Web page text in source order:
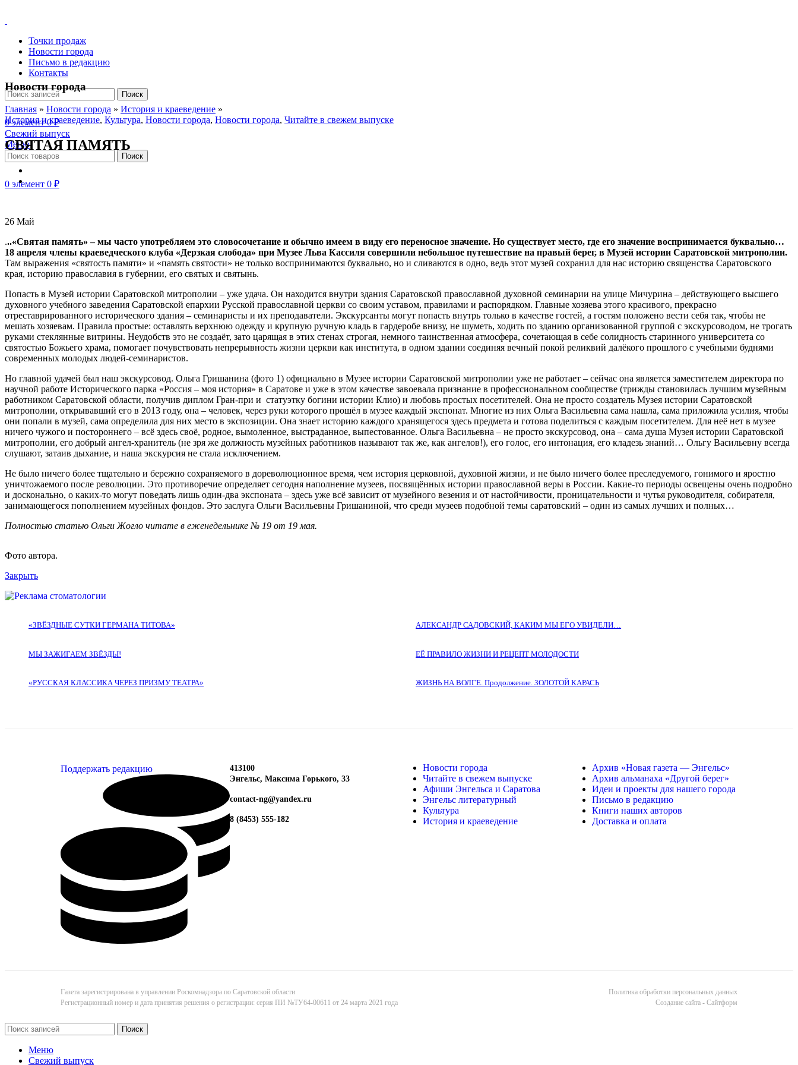
Точки продаж
Новости города
Письмо в редакцию
Контакты
Поиск
0элемент 0₽
Свежий выпуск
Меню
Поиск
0 элемент 0 ₽
Новости города
Главная » Новости города » История и краеведение »
История и краеведение, Культура, Новости города, Новости города, Читайте в свежем выпуске
СВЯТАЯ ПАМЯТЬ
26 Май
...«Святая память» – мы часто употребляем это словосочетание и обычно имеем в виду его переносное значение. Но существует место, где его значение воспринимается буквально…
18 апреля члены краеведческого клуба «Дерзкая слобода» при Музее Льва Кассиля совершили небольшое путешествие на правый берег, в Музей истории Саратовской митрополии.
Там выражения «святость памяти» и «память святости» не только воспринимаются буквально, но и сливаются в одно, ведь этот музей сохранил для нас историю священства Саратовского
края, историю православия в губернии, его святых и святынь.
Попасть в Музей истории Саратовской митрополии – уже удача. Он находится внутри здания Саратовской православной духовной семинарии на улице Мичурина – действующего высшего
духовного учебного заведения Саратовской епархии Русской православной церкви со своим уставом, правилами и распорядком. Главные хозяева этого красивого, прекрасно
отреставрированного исторического здания – семинаристы и их преподаватели. Экскурсанты могут попасть внутрь только в качестве гостей, а гостям положено вести себя так, чтобы не
мешать хозяевам. Правила простые: оставлять верхнюю одежду и крупную ручную кладь в гардеробе внизу, не шуметь, ходить по зданию организованной группой с экскурсоводом, не трогать
руками стеклянные витрины. Неудобств это не создаёт, зато царящая в этих стенах строгая, немного таинственная атмосфера, сочетающая в себе солидность старинного университета со
святостью Божьего храма, помогает почувствовать непрерывность жизни церкви как института, в одном здании соединяя вечный покой реликвий далёкого прошлого с учебными буднями
современных молодых людей-семинаристов.
Но главной удачей был наш экскурсовод. Ольга Гришанина (фото 1) официально в Музее истории Саратовской митрополии уже не работает – сейчас она является заместителем директора по
научной работе Исторического парка «Россия – моя история» в Саратове и уже в этом качестве завоевала признание в профессиональном сообществе (трижды становилась лучшим музейным
работником Саратовской области, получив диплом Гран-при и статуэтку богини истории Клио) и любовь простых посетителей. Она не просто создатель Музея истории Саратовской
митрополии, открывавший его в 2013 году, она – человек, через руки которого прошёл в музее каждый экспонат. Многие из них Ольга Васильевна сама нашла, сама приложила усилия, чтобы
они попали в музей, сама определила для них место в экспозиции. Она знает историю каждого хранящегося здесь предмета и готова поделиться с каждым посетителем. Для неё нет в музее
ничего чужого и постороннего – всё здесь своё, родное, вымоленное, выстраданное, выпестованное. Ольга Васильевна – не просто экскурсовод, она – сама душа Музея истории Саратовской
митрополии, его добрый ангел-хранитель (не зря же должность музейных работников называют так же, как ангелов!), его голос, его интонация, его кладезь знаний… Ольгу Васильевну всегда
слушают, затаив дыхание, и наша экскурсия не стала исключением.
Не было ничего более тщательно и бережно сохраняемого в дореволюционное время, чем история церковной, духовной жизни, и не было ничего более преследуемого, гонимого и яростно
уничтожаемого после революции. Это противоречие определяет сегодня наполнение музеев, посвящённых истории православной веры в России. Какие-то периоды освещены очень подробно
и досконально, о каких-то могут поведать лишь один-два экспоната – здесь уже всё зависит от музейного везения и от настойчивости, проницательности и чутья руководителя, собирателя,
занимающегося пополнением музейных фондов. Это заслуга Ольги Васильевны Гришаниной, что среди музеев подобной темы саратовский – один из самых лучших и полных…
Полностью статью Ольги Жогло читате в еженедельнике № 19 от 19 мая.
Фото автора.
Закрыть
«ЗВЁЗДНЫЕ СУТКИ ГЕРМАНА ТИТОВА» АЛЕКСАНДР САДОВСКИЙ, КАКИМ МЫ ЕГО УВИДЕЛИ…
МЫ ЗАЖИГАЕМ ЗВЁЗДЫ! ЕЁ ПРАВИЛО ЖИЗНИ И РЕЦЕПТ МОЛОДОСТИ
«РУССКАЯ КЛАССИКА ЧЕРЕЗ ПРИЗМУ ТЕАТРА» ЖИЗНЬ НА ВОЛГЕ. Продолжение. ЗОЛОТОЙ КАРАСЬ
Поддержать редакцию
413100
Энгельс, Максима Горького, 33
contact-ng@yandex.ru
8 (8453) 555-182
Новости города
Читайте в свежем выпуске
Афиши Энгельса и Саратова
Энгельс литературный
Культура
История и краеведение
Архив «Новая газета — Энгельс»
Архив альманаха «Другой берег»
Идеи и проекты для нашего города
Письмо в редакцию
Книги наших авторов
Доставка и оплата
Газета зарегистрирована в управлении Роскомнадзора по Саратовской области
Регистрационный номер и дата принятия решения о регистрации: серия ПИ №ТУ64-00611 от 24 марта 2021 года
Политика обработки персональных данных
Cоздание сайта - Сайтформ
Поиск
Меню
Свежий выпуск